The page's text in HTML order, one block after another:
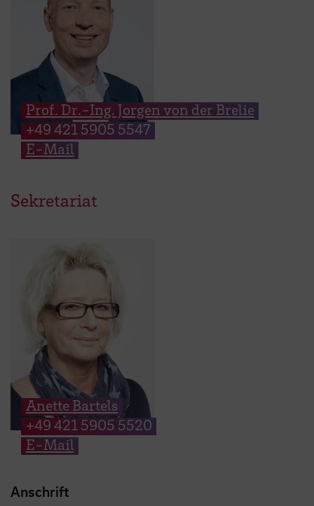
Prof. Dr.-Ing. Jorgen von der Brelie
+49 421 5905 5547
E-Mail
Sekretariat
Anette Bartels
+49 421 5905 5520
E-Mail
Anschrift